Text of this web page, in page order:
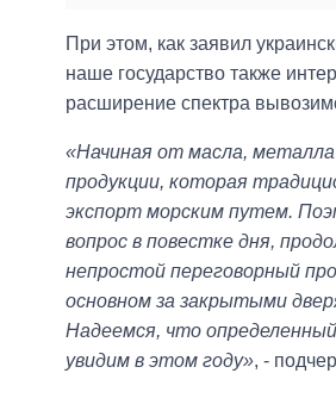
При этом, как заявил
наше государство также
расширение спектра
«Начиная от масла, металла
продукции, которая
экспорт морским путем.
вопрос в повестке дня,
непростой переговорный
основном за закрытыми
Надеемся, что
увидим в этом году», -